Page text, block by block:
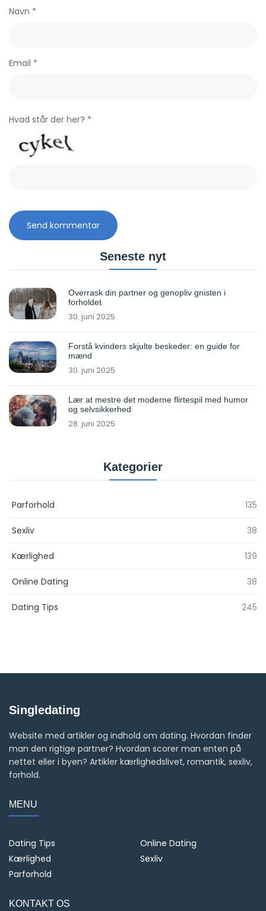
Navn *
Email *
Hvad står der her? *
Seneste nyt
Overrask din partner og genopliv gnisten i
forholdet
30. juni 2025
Forstå kvinders skjulte beskeder: en guide for
mænd
30. juni 2025
Lær at mestre det moderne flirtespil med humor
og selvsikkerhed
28. juni 2025
Kategorier
Parforhold 135
Sexliv 38
Kærlighed 139
Online Dating 38
Dating Tips 245
Singledating
Website med artikler og indhold om dating. Hvordan finder
man den rigtige partner? Hvordan scorer man enten på
nettet eller i byen? Artikler kærlighedslivet, romantik, sexliv,
forhold.
MENU
Dating Tips
Online Dating
Kærlighed
Sexliv
Parforhold
KONTAKT OS